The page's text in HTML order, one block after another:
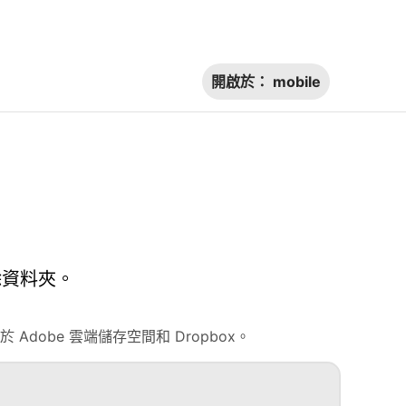
開啟於： mobile
料夾。
Adobe 雲端儲存空間和 Dropbox。